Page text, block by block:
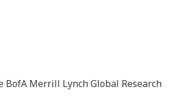
BofA Merrill Lynch Global Research